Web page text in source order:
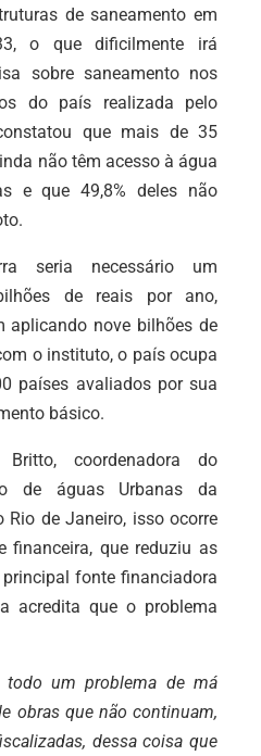
de saneamento em
o que dificilmente irá
sobre saneamento nos
do país realizada pelo
que mais de 35
não têm acesso à água
e que 49,8% deles não
seria necessário um
de reais por ano,
aplicando nove bilhões de
o instituto, o país ocupa
países avaliados por sua
básico.
coordenadora do
de águas Urbanas da
Rio de Janeiro, isso ocorre
financeira, que reduziu as
fonte financiadora
acredita que o problema
todo um problema de má
obras que não continuam,
dessa coisa que